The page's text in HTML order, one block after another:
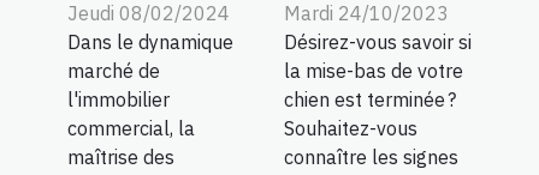
Jeudi 08/02/2024
Dans le dynamique
marché de
l'immobilier
commercial, la
maîtrise des
Mardi 24/10/2023
Désirez-vous savoir si
la mise-bas de votre
chien est terminée ?
Souhaitez-vous
connaître les signes